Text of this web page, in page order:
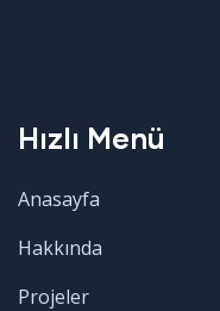
Hızlı Menü
Anasayfa
Hakkında
Projeler